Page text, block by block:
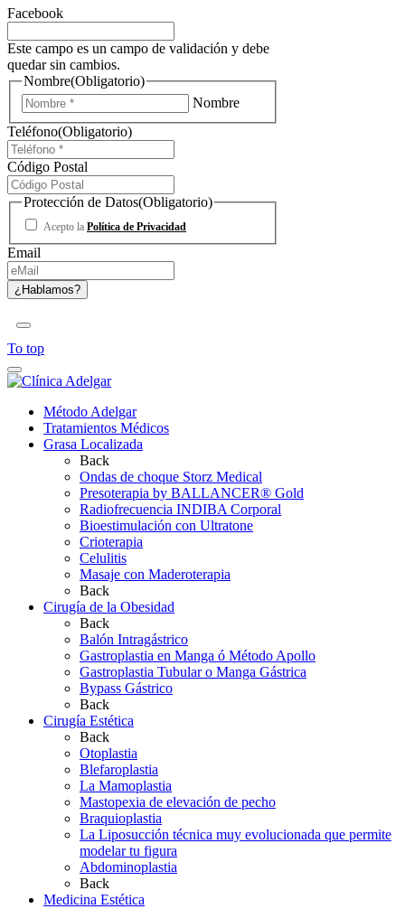
Facebook
Este campo es un campo de validación y debe
quedar sin cambios.
Nombre(Obligatorio)
Nombre
Teléfono(Obligatorio)
Código Postal
Protección de Datos(Obligatorio)
Acepto la Política de Privacidad
Email
To top
Método Adelgar
Tratamientos Médicos
Grasa Localizada
Back
Ondas de choque Storz Medical
Presoterapia by BALLANCER® Gold
Radiofrecuencia INDIBA Corporal
Bioestimulación con Ultratone
Crioterapia
Celulitis
Masaje con Maderoterapia
Back
Cirugía de la Obesidad
Back
Balón Intragástrico
Gastroplastia en Manga ó Método Apollo
Gastroplastia Tubular o Manga Gástrica
Bypass Gástrico
Back
Cirugía Estética
Back
Otoplastia
Blefaroplastia
La Mamoplastia
Mastopexia de elevación de pecho
Braquioplastia
La Liposucción técnica muy evolucionada que permite
modelar tu figura
Abdominoplastia
Back
Medicina Estética